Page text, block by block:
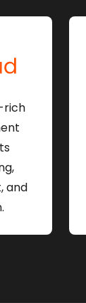
rich
and